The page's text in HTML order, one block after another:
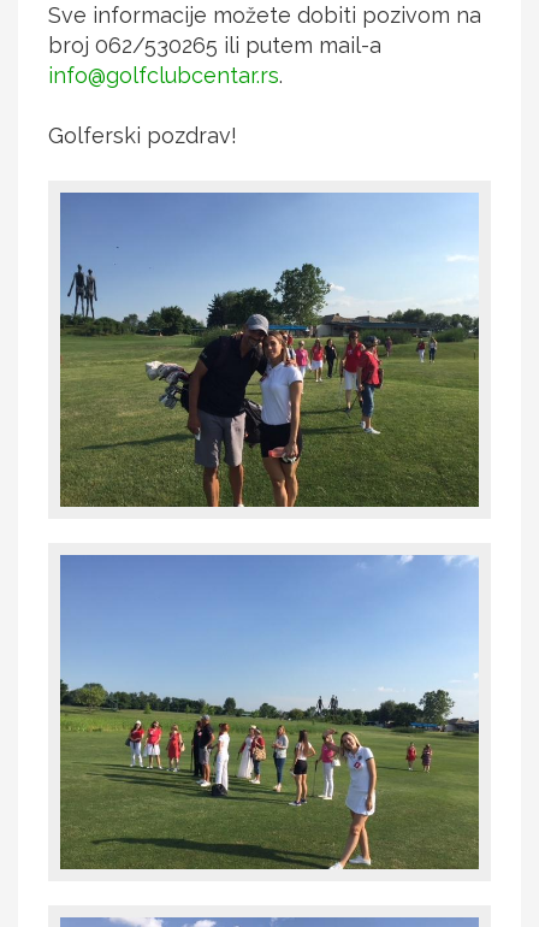
Sve informacije možete dobiti pozivom na
broj 062/530265 ili putem mail-a
info@golfclubcentar.rs.
Golferski pozdrav!